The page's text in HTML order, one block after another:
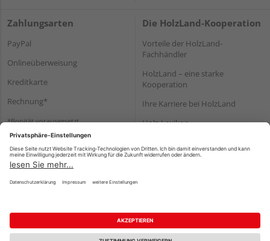
Zahlungsarten
PayPal
Onlineüberweisung
Kreditkarte
Rechnung*
*Bonität vorausgesetzt
Die HolzLand-Kooperation
Vorteile der HolzLand-
Fachhändler
HolzLand – eine starke
Kooperation
Ihre Karriere bei HolzLand
Holz-Lexikon
Impressum Datenschutz
Nutzungsbedingungen
Barrierefreiheitserklärung
Vertrag widerrufen